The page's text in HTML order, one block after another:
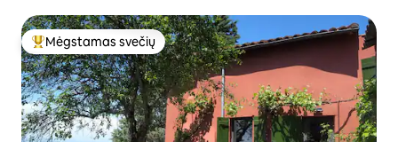
Svečių mėgstamiausias
Mėgstamas svečių